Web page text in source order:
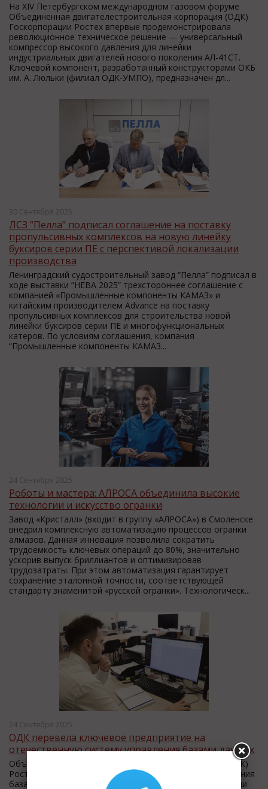
На XIV Петербургском международном газовом форуме
Объединенная двигателестроительная корпорация (ОДК)
Госкорпорации Ростех впервые продемонстрировала
революционное техническое решение — универсальный
компрессор высокого давления для линейки
индустриальных двигателей нового поколения АЛ-41СТ.
Ключевой компонент, разработанный конструкторами ОКБ
им. А. Люльки (филиал ОДК-УМПО), предназначен дл...
30 Сентября 2025
ЛСЗ “Пелла” подписал соглашение на поставку
пропульсивных комплексов на новую линейку
буксиров серии ПЕ с перспективой локализации
производства
Ленинградский судостроительный завод “Пелла” подписал в
ходе выставки “НЕВА 2025” трехстороннее соглашение с
компанией «Промышленные компоненты КАМАЗ» и
китайским производителем Advance на поставку
пропульсивных комплексов для строительства новой
линейки буксиров серии ПЕ и многофункциональных
катеров. По условиям соглашения, компания
“Промышленные компоненты КАМАЗ...
24 Сентября 2025
Роботы и мастера: АЛРОСА объединила высокие
технологии и искусство огранки
Завод «Кристалл» (входит в группу «АЛРОСА») в Смоленске
внедрил комплексную автоматизацию процессов огранки
алмазов. Данная инновация позволила сократить
трудоемкость ключевых операций до 80%, значительно
ускорив выпуск бриллиантов и оптимизировав
трудозатраты. При этом автоматизация гарантирует
сохранение эталонной точности, соответствующей
стандарту знаменитой «русской огранки». Технологическ...
24 Сентября 2025
ОДК перевела ключевое предприятие на
отечественную систему управления базами данных
Объединенная двигателестроительная корпорация (ОДК)
Ростеха успешно внедрила российскую систему управления
базами данных (СУБД) на своем московском предприятии